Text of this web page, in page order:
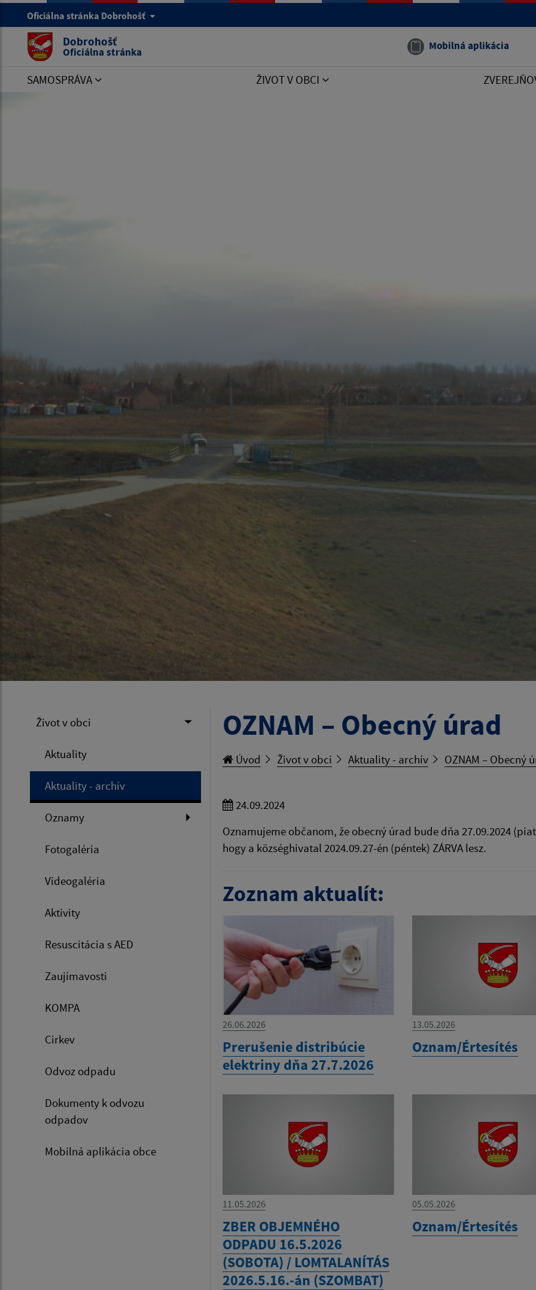
Oficiálna stránka Dobrohošť
Dobrohošť
Oficiálna stránka Mobilná aplikácia
SAMOSPRÁVA ŽIVOT V OBCI
Život v obci
Aktuality
Aktuality - archív
Oznamy
Fotogaléria
Videogaléria
Aktivity
Resuscitácia s AED
Zaujímavosti
KOMPA
Cirkev
Odvoz odpadu
Dokumenty k odvozu
odpadov
Mobilná aplikácia obce
OZNAM – Obecný úrad
Úvod Život v obci Aktuality - archív OZNAM – Obecný
24.09.2024
Oznamujeme občanom, že obecný úrad bude dňa 27.09.2024
hogy a községhivatal 2024.09.27-én (péntek) ZÁRVA lesz.
Zoznam aktualít:
26.06.2026
Prerušenie distribúcie
elektriny dňa 27.7.2026
13.05.2026
Oznam/Értesítés
11.05.2026
ZBER OBJEMNÉHO
ODPADU 16.5.2026
(SOBOTA) / LOMTALANÍTÁS
2026.5.16.-án (SZOMBAT)
05.05.2026
Oznam/Értesítés